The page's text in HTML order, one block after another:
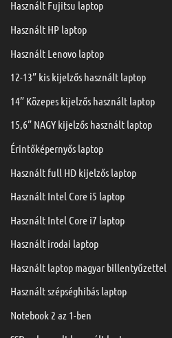
Használt Fujitsu laptop
Használt HP laptop
Használt Lenovo laptop
12-13” kis kijelzős használt laptop
14” Közepes kijelzős használt laptop
15,6” NAGY kijelzős használt laptop
Érintőképernyős laptop
Használt full HD kijelzős laptop
Használt Intel Core i5 laptop
Használt Intel Core i7 laptop
Használt irodai laptop
Használt laptop magyar billentyűzettel
Használt szépséghibás laptop
Notebook 2 az 1-ben